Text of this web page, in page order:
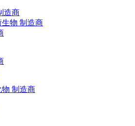
造商
物 制造商
制造商